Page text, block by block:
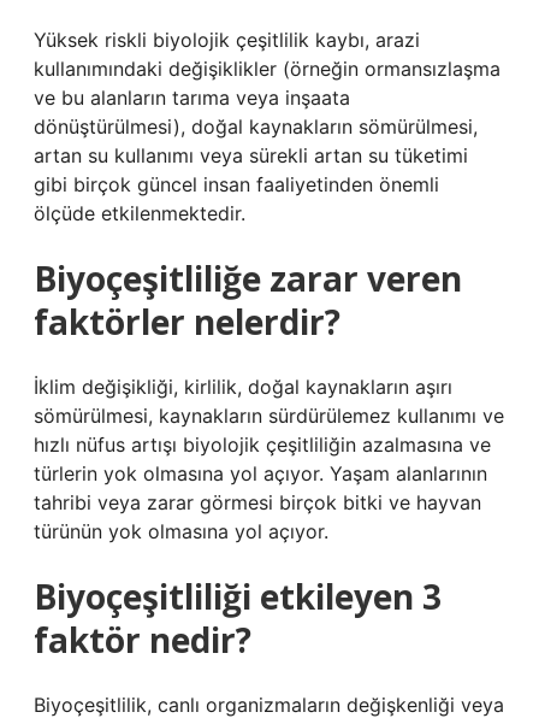
Yüksek riskli biyolojik çeşitlilik kaybı, arazi
kullanımındaki değişiklikler (örneğin ormansızlaşma
ve bu alanların tarıma veya inşaata
dönüştürülmesi), doğal kaynakların sömürülmesi,
artan su kullanımı veya sürekli artan su tüketimi
gibi birçok güncel insan faaliyetinden önemli
ölçüde etkilenmektedir.
Biyoçeşitliliğe zarar veren
faktörler nelerdir?
İklim değişikliği, kirlilik, doğal kaynakların aşırı
sömürülmesi, kaynakların sürdürülemez kullanımı ve
hızlı nüfus artışı biyolojik çeşitliliğin azalmasına ve
türlerin yok olmasına yol açıyor. Yaşam alanlarının
tahribi veya zarar görmesi birçok bitki ve hayvan
türünün yok olmasına yol açıyor.
Biyoçeşitliliği etkileyen 3
faktör nedir?
Biyoçeşitlilik, canlı organizmaların değişkenliği veya